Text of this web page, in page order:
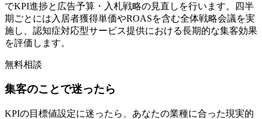
でKPI進捗と広告予算・入札戦略の見直しを行います。四半
期ごとには入居者獲得単価やROASを含む全体戦略会議を実
施し、認知症対応型サービス提供における長期的な集客効果
を評価します。
無料相談
集客のことで迷ったら
KPIの目標値設定に迷ったら、あなたの業種に合った現実的